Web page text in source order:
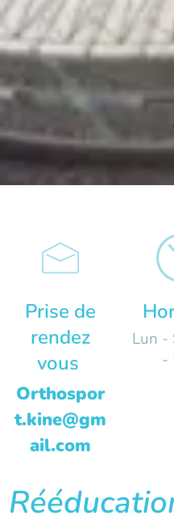
Prise de
rendez
vous
Orthospor
t.kine@gm
ail.com
Lun -
-